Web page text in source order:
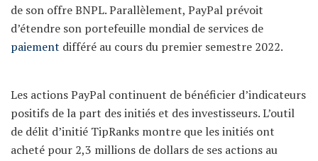
de son offre BNPL. Parallèlement, PayPal prévoit
d’étendre son portefeuille mondial de services de
paiement différé au cours du premier semestre 2022.
Les actions PayPal continuent de bénéficier d’indicateurs
positifs de la part des initiés et des investisseurs. L’outil
de délit d’initié TipRanks montre que les initiés ont
acheté pour 2,3 millions de dollars de ses actions au